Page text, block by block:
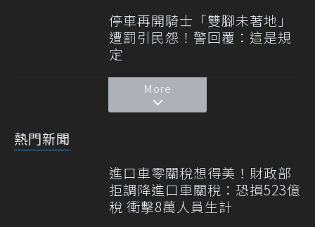
停車再開騎士「雙腳未著地」
遭罰引民怨！警回覆：這是規
定
More
熱門新聞
進口車零關稅想得美！財政部
拒調降進口車關稅：恐損523億
稅 衝擊8萬人員生計